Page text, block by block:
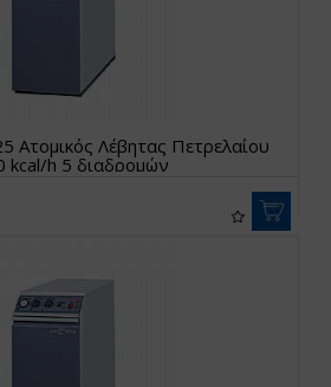
Ατομικός Λέβητας Πετρελαίου
kcal/h 5 διαδρομών